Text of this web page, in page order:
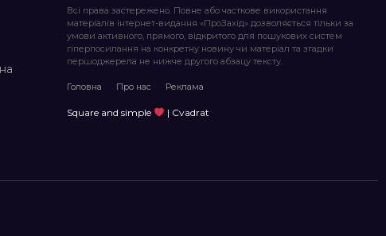
Всі права застережено. Повне або часткове використання
матеріалів інтернет-видання «ПроЗахід» дозволяється тільки за
умови активного, прямого, відкритого для пошукових систем
гіперпосилання на конкретну новину чи матеріал та згадки
першоджерела не нижче другого абзацу тексту.
Головна Про нас Реклама
Square and simple | Cvadrat